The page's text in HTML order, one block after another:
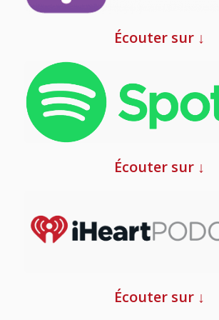
Écouter sur ↓
Écouter sur ↓
Écouter sur ↓